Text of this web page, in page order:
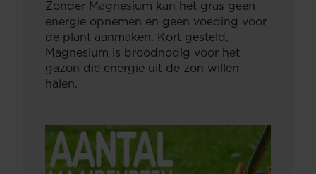
Zonder Magnesium kan het gras geen
energie opnemen en geen voeding voor
de plant aanmaken. Kort gesteld,
Magnesium is broodnodig voor het
gazon die energie uit de zon willen
halen.